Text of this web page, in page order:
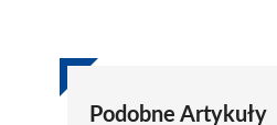
Podobne Artykuły